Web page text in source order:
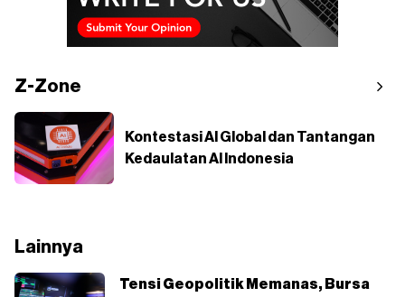
Z-Zone
Kontestasi AI Global dan Tantangan
Kedaulatan AI Indonesia
Lainnya
Tensi Geopolitik Memanas, Bursa